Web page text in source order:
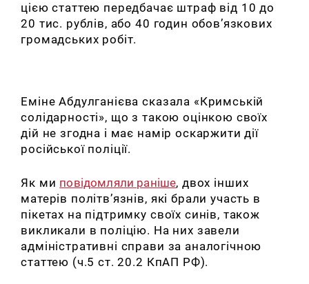
цією статтею передбачає штраф від 10 до
20 тис. рублів, або 40 годин обов’язкових
громадських робіт.
Еміне Абдулганієва сказала «Кримській
солідарності», що з такою оцінкою своїх
дій не згодна і має намір оскаржити дії
російської поліції.
Як ми повідомляли раніше, двох інших
матерів політв’язнів, які брали участь в
пікетах на підтримку своїх синів, також
викликали в поліцію. На них завели
адміністративні справи за аналогічною
статтею (ч.5 ст. 20.2 КпАП РФ).